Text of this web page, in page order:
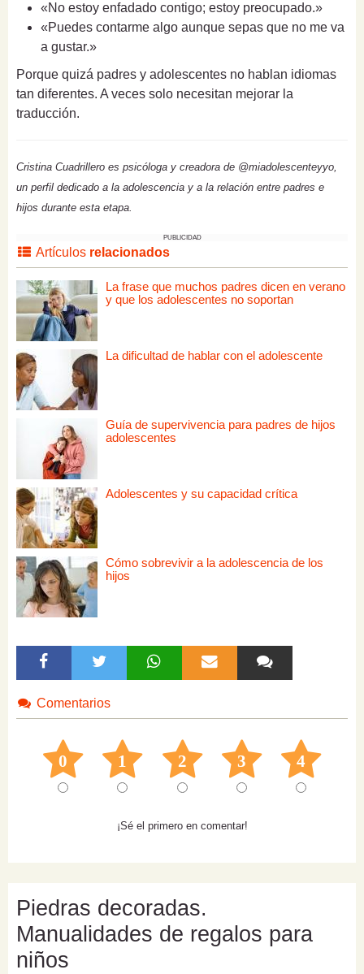
«No estoy enfadado contigo; estoy preocupado.»
«Puedes contarme algo aunque sepas que no me va
a gustar.»
Porque quizá padres y adolescentes no hablan idiomas
tan diferentes. A veces solo necesitan mejorar la
traducción.
Cristina Cuadrillero es psicóloga y creadora de @miadolescenteyyo,
un perfil dedicado a la adolescencia y a la relación entre padres e
hijos durante esta etapa.
PUBLICIDAD
Artículos relacionados
La frase que muchos padres dicen en verano
y que los adolescentes no soportan
La dificultad de hablar con el adolescente
Guía de supervivencia para padres de hijos
adolescentes
Adolescentes y su capacidad crítica
Cómo sobrevivir a la adolescencia de los
hijos
Comentarios
0 1 2 3 4
¡Sé el primero en comentar!
Piedras decoradas.
Manualidades de regalos para
niños